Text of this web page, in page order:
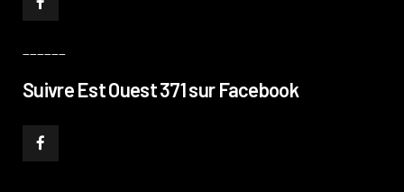
Suivre Est Ouest 371 sur Facebook